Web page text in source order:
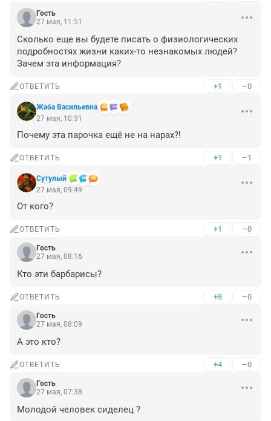
Гость
27 мая, 11:51
Сколько еще вы будете писать о физиологических
подробностях жизни каких-то незнакомых людей?
Зачем эта информация?
ОТВЕТИТЬ +1 –0
Жаба Васильевна
27 мая, 10:31
Почему эта парочка ещё не на нарах?!
ОТВЕТИТЬ +1 –1
Сутулый
27 мая, 09:49
От кого?
ОТВЕТИТЬ +1 –0
Гость
27 мая, 08:16
Кто эти барбарисы?
ОТВЕТИТЬ +8 –0
Гость
27 мая, 08:09
А это кто?
ОТВЕТИТЬ +4 –0
Гость
27 мая, 07:38
Молодой человек сиделец ?